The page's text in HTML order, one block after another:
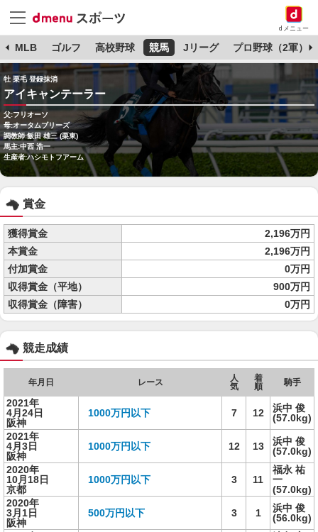
dメニュー
MLB ゴルフ 高校野球 競馬 Jリーグ プロ野球（2軍）
牡 栗毛 登録抹消
アイキャンテーラー
父:フリオーソ
母:オータムブリーズ
調教師:飯田 雄三 (栗東)
馬主:中西 浩一
生産者:ハシモトフアーム
賞金
獲得賞金
2,196万円
本賞金
2,196万円
付加賞金
0万円
収得賞金（平地）
900万円
収得賞金（障害）
0万円
競走成績
年月日 レース
人
気
着
順
騎手
2021年
4月24日
阪神
1000万円以下 7 12
浜中 俊
(57.0kg)
2021年
4月3日
阪神
1000万円以下 12 13
浜中 俊
(57.0kg)
2020年
10月18日
京都
1000万円以下 3 11
福永 祐
一
(57.0kg)
2020年
3月1日
阪神
500万円以下 3 1
浜中 俊
(56.0kg)